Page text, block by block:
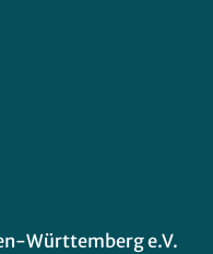
Württemberg e.V.